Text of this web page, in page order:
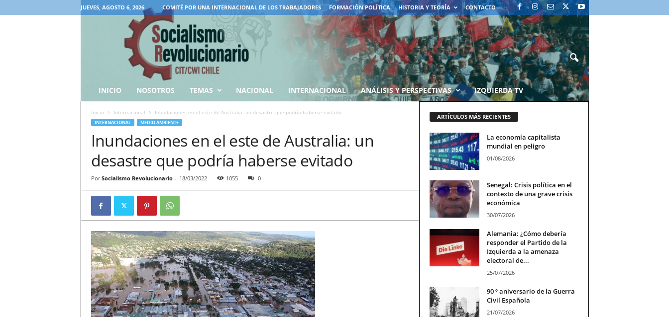
JUEVES, AGOSTO 6, 2026 COMITÉ POR UNA INTERNACIONAL DE LOS TRABAJADORES FORMACIÓN POLÍTICA HISTORIA Y TEORÍA CONTACTO
INICIO NOSOTROS TEMAS NACIONAL INTERNACIONAL ANÁLISIS Y PERSPECTIVAS IZQUIERDA TV
Inicio Internacional Inundaciones en el este de Australia: un desastre que podría haberse evitado
INTERNACIONAL MEDIO AMBIENTE
Inundaciones en el este de Australia: un
desastre que podría haberse evitado
Por Socialismo Revolucionario- 18/03/2022 1055 0
ARTÍCULOS MÁS RECIENTES
La economía capitalista
mundial en peligro
01/08/2026
Senegal: Crisis política en el
contexto de una grave crisis
económica
30/07/2026
Alemania: ¿Cómo debería
responder el Partido de la
Izquierda a la amenaza
electoral de...
25/07/2026
90 º aniversario de la Guerra
Civil Española
21/07/2026